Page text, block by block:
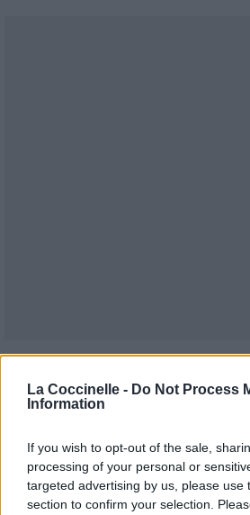
La Coccinelle - Do Not Process
Information
If you wish to opt-out of the sale,
processing of your personal or
targeted advertising by us, please use
section to confirm your selection.
9h11.
Albums : Concrete